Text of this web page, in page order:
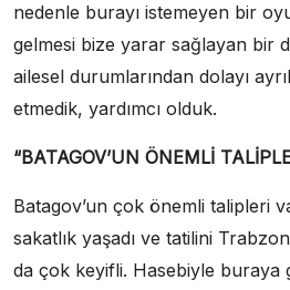
nedenle burayı istemeyen bir
gelmesi bize yarar sağlayan bir
ailesel durumlarından dolayı
etmedik, yardımcı olduk.
“BATAGOV’UN ÖNEMLİ
Batagov’un çok önemli talipleri
sakatlık yaşadı ve tatilini
da çok keyifli. Hasebiyle buraya